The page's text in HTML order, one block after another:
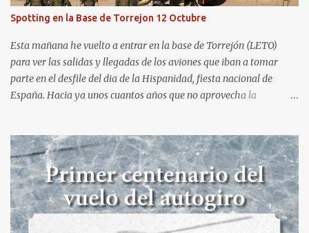
domingo.
Spotting en la Base de Torrejon 12 Octubre
Esta mañana he vuelto a entrar en la base de Torrejón (LETO)
para ver las salidas y llegadas de los aviones que iban a tomar
parte en el desfile del dia de la Hispanidad, fiesta nacional de
España. Hacia ya unos cuantos años que no aprovecha la
cercano en la senda de aterrizaje) pero... no es lo mismo :-) La cita
comenzaba a las 8:30 de la mañana en el control de seguridad de
la base militar con mas de 100 personas haciendo cola para
identificarnos antes de acceder. Una vez dentro, como otras
ocasiones, hemos dejado los coches en una zona común desde la
que nos han trasladado en autobuses por el interior de la base. La